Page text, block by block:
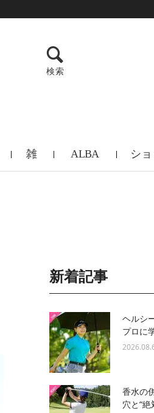
雑 ALBA シ
検索
新着記事
ヘルシ
プロに
香水の
穴と“